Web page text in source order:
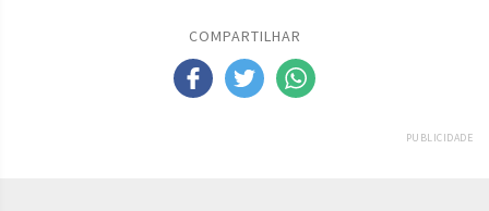
COMPARTILHAR
PUBLICIDADE